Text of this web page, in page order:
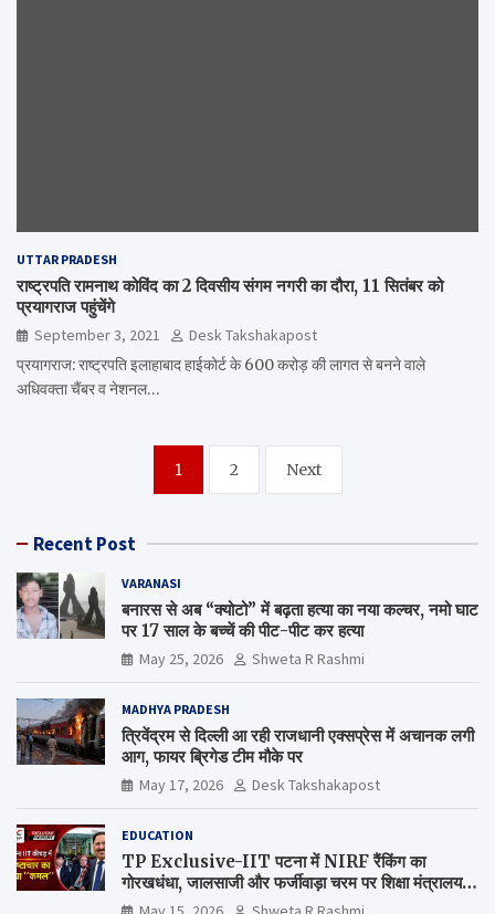
UTTAR PRADESH
राष्ट्रपति रामनाथ कोविंद का 2 दिवसीय संगम नगरी का दौरा, 11 सितंबर को
प्रयागराज पहुंचेंगे
September 3, 2021
Desk Takshakapost
प्रयागराज: राष्ट्रपति इलाहाबाद हाईकोर्ट के 600 करोड़ की लागत से बनने वाले
अधिवक्ता चैंबर व नेशनल…
navigation
1 2 Next
Recent Post
VARANASI
बनारस से अब “क्योटो” में बढ़ता हत्या का नया कल्चर, नमो घाट
पर 17 साल के बच्चें की पीट-पीट कर हत्या
May 25, 2026 Shweta R Rashmi
MADHYA PRADESH
त्रिवेंद्रम से दिल्ली आ रही राजधानी एक्सप्रेस में अचानक लगी
आग, फायर ब्रिगेड टीम मौके पर
May 17, 2026 Desk Takshakapost
EDUCATION
TP Exclusive-IIT पटना में NIRF रैंकिंग का
गोरखधंधा, जालसाजी और फर्जीवाड़ा चरम पर शिक्षा मंत्रालय
कब जागेगा ?